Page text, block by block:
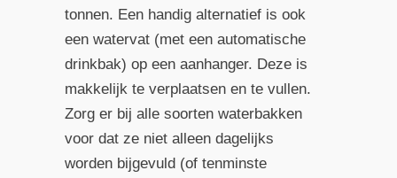
tonnen. Een handig alternatief is ook
een watervat (met een automatische
drinkbak) op een aanhanger. Deze is
makkelijk te verplaatsen en te vullen.
Zorg er bij alle soorten waterbakken
voor dat ze niet alleen dagelijks
worden bijgevuld (of tenminste